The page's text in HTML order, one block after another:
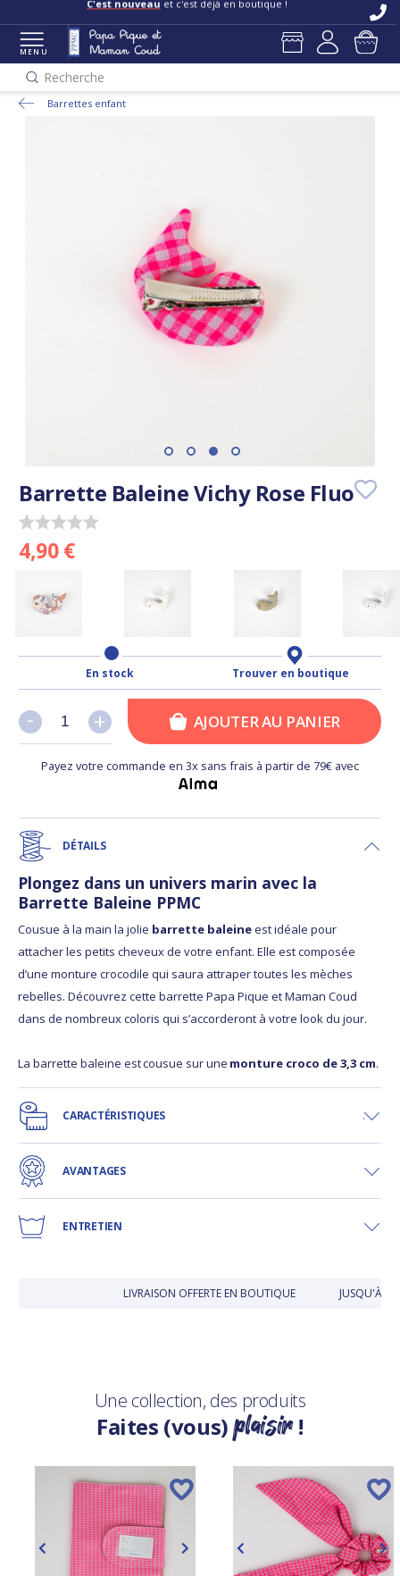
C'est nouveau et c'est déjà en boutique !
MENU
Recherche
Barrettes enfant
Barrette Baleine Vichy Rose Fluo
4,90 €
En stock Trouver en boutique
+
- +
- AJOUTER AU PANIER
Payez votre commande en 3x sans frais à partir de 79€ avec
DÉTAILS
Plongez dans un univers marin avec la
Barrette Baleine PPMC
Cousue à la main la jolie barrette baleineest idéale pour
attacher les petits cheveux de votre enfant. Elle est composée
d’une monture crocodile qui saura attraper toutes les mèches
rebelles. Découvrez cette barrette Papa Pique et Maman Coud
dans de nombreux coloris qui s’accorderont à votre look du jour.
La barrette baleine est cousue sur une monture croco de 3,3 cm.
CARACTÉRISTIQUES
AVANTAGES
ENTRETIEN
LIVRAISON OFFERTE EN BOUTIQUE JUSQU'À
Une collection, des produits
Faites (vous)plaisir!